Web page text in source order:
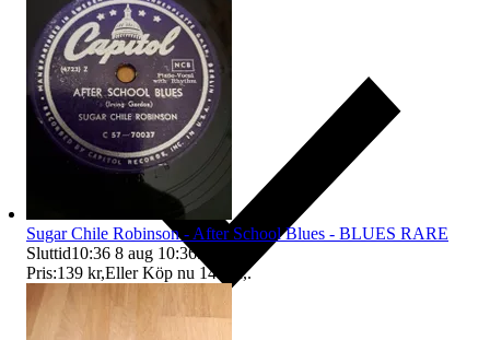
Sugar Chile Robinson - After School Blues - BLUES RARE
Sluttid10:36 8 aug 10:36.
Pris:139 kr,Eller Köp nu 149 kr,.